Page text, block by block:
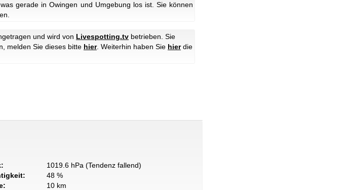
gerade in Owingen und Umgebung los ist. Sie können
und wird von Livespotting.tv betrieben. Sie
melden Sie dieses bitte hier. Weiterhin haben Sie hierdie
1019.6 hPa (Tendenz fallend)
48 %
10 km